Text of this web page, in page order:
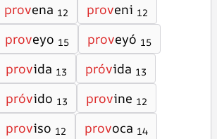
provena 12 proveni 12
proveyo 15 proveyó 15
provida 13 próvida 13
próvido 13 provine 12
proviso 12 provoca 14